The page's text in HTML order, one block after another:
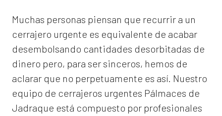
Muchas personas piensan que recurrir a un
cerrajero urgente es equivalente de acabar
desembolsando cantidades desorbitadas de
dinero pero, para ser sinceros, hemos de
aclarar que no perpetuamente es así. Nuestro
equipo de cerrajeros urgentes Pálmaces de
Jadraque está compuesto por profesionales